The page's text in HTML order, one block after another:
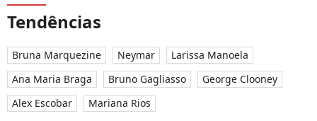
Tendências
Bruna Marquezine Neymar
Larissa Manoela
Ana Maria Braga
Bruno Gagliasso
George Clooney
Alex Escobar
Mariana Rios